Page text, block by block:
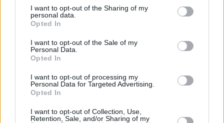
not limited to your visit or usage behaviour. You may click to
grant or deny consent to Google and its third-party tags to
use your data for below specified purposes in below Google
consent section.
I want to opt-out of the Sharing of my
personal data.
Opted In
I want to opt-out of the Sale of my
Personal Data.
Opted In
I want to opt-out of processing my
Personal Data for Targeted Advertising.
Opted In
I want to opt-out of Collection, Use,
Retention, Sale, and/or Sharing of my
Temsilcimiz Türk Telekom'un Gran
karşınızda.
Tanıklar Anlatıyor: Frutti Extra
Bursaspor’un EuroCup Finaline
Giden Öyküsü